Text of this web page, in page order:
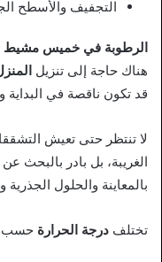
التجفيف والأسطح
الرطوبة في خميس مشيط
هناك حاجة إلى تنزيل
قد تكون ناقصة في البداية
لا تنتظر حتى تعيش
الغريبة، بل بادر بالبحث عن
بالمعاينة والحلول
تختلف درجة الحرارة حسب